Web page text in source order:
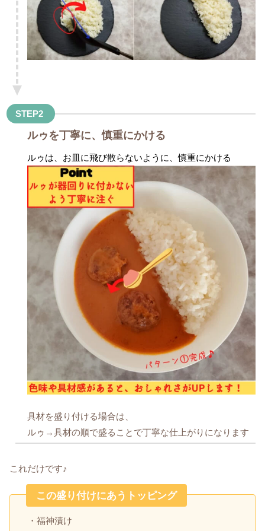
STEP2
ルゥを丁寧に、慎重にかける
ルゥは、お皿に飛び散らないように、慎重にかける
具材を盛り付ける場合は、
ルゥ→具材の順で盛ることで丁寧な仕上がりになります
これだけです♪
この盛り付けにあうトッピング
・福神漬け